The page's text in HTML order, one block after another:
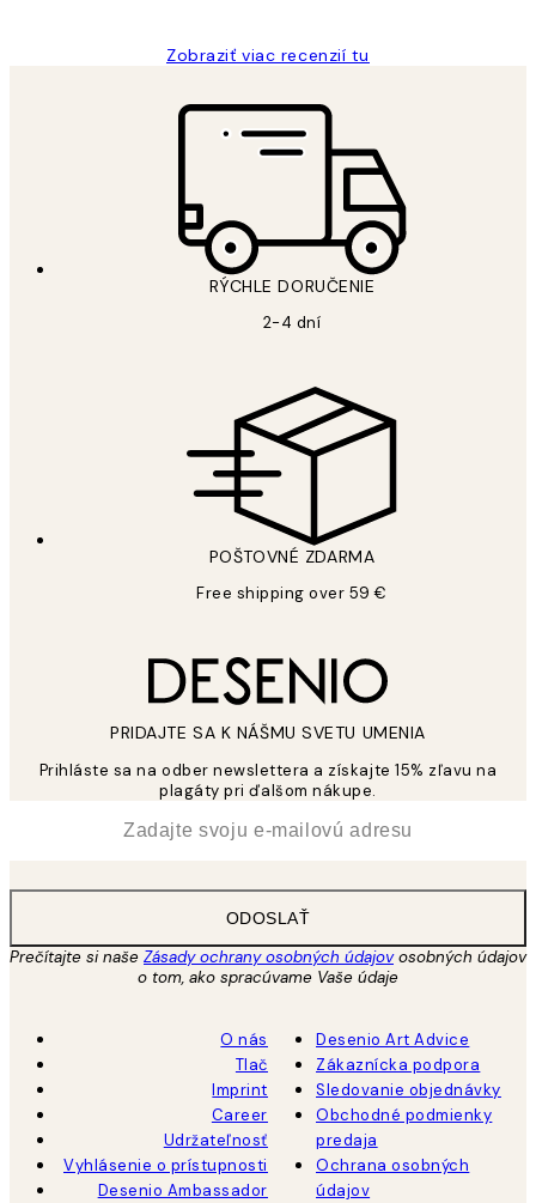
Zobraziť viac recenzií tu
RÝCHLE DORUČENIE
2-4 dní
POŠTOVNÉ ZDARMA
Free shipping over 59 €
PRIDAJTE SA K NÁŠMU SVETU UMENIA
Prihláste sa na odber newslettera a získajte 15% zľavu na
plagáty pri ďalšom nákupe.
ODOSLAŤ
Prečítajte si naše Zásady ochrany osobných údajovosobných údajov
o tom, ako spracúvame Vaše údaje
O nás
Tlač
Imprint
Career
Udržateľnosť
Vyhlásenie o prístupnosti
Desenio Ambassador
Desenio Art Advice
Zákaznícka podpora
Sledovanie objednávky
Obchodné podmienky
predaja
Ochrana osobných
údajov